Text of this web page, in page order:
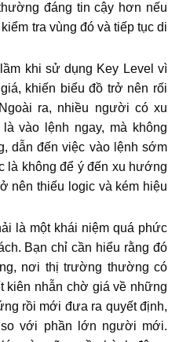
đáng tin cậy hơn nếu
tra vùng đó và tiếp tục di
khi sử dụng Key Level vì
khiến biểu đồ trở nên rối
ra, nhiều người có xu
vào lệnh ngay, mà không
dẫn đến việc vào lệnh sớm
là không để ý đến xu hướng
nên thiếu logic và kém hiệu
là một khái niệm quá phức
Bạn chỉ cần hiểu rằng đó
nơi thị trường thường có
kiên nhẫn chờ giá về những
rồi mới đưa ra quyết định,
với phần lớn người mới.